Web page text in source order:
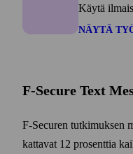
Käytä
NÄYTÄ
F-Secure Text
F-Securen tutkimuksen
kattavat 12 prosenttia